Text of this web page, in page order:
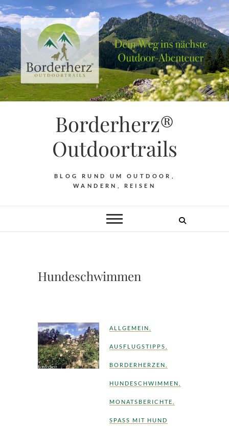
Borderherz®
Outdoortrails
BLOG RUND UM OUTDOOR,
WANDERN, REISEN
Hundeschwimmen
ALLGEMEIN
AUSFLUGSTIPPS
BORDERHERZEN
HUNDESCHWIMMEN
MONATSBERICHTE
SPASS MIT HUND